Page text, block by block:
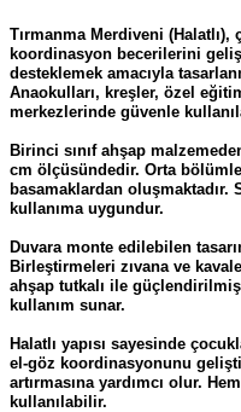
Tırmanma Merdiveni (Halatlı),
koordinasyon becerilerini
desteklemek amacıyla
Anaokulları, kreşler, özel
merkezlerinde güvenle
Birinci sınıf ahşap
cm ölçüsündedir. Orta
basamaklardan oluşmaktadır.
kullanıma uygundur.
Duvara monte edilebilen
Birleştirmeleri zıvana ve
ahşap tutkalı ile
kullanım sunar.
Halatlı yapısı sayesinde
el-göz koordinasyonunu
artırmasına yardımcı olur.
kullanılabilir.